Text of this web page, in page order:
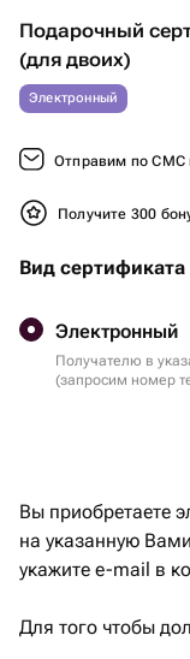
Подарочный
(для двоих)
Электронный
Отправим по СМС
Получите 300
Вид сертификата
Электронный
Получателю в
(запросим номер
Вы приобретаете
на указанную
укажите e-mail в
Для того чтобы